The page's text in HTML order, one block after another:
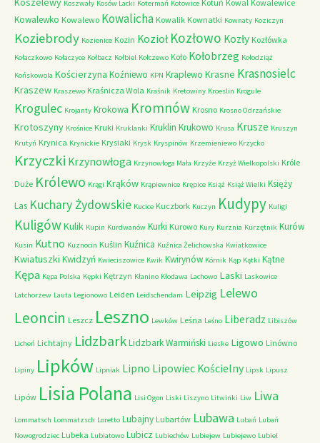
Koszwały Kosów Lacki Kotermań Kotowice Kotuń Kowal Kowalewice
Kowalewko Kowalewo Kowalicha Kowalik Kownatki Kownaty Koziczyn
Koziebrody Kozienice Kozin Kozioł Kozłowo Kozły Kozłówka
Kołaczkowo Kołaczyce Kołbacz Kołbiel Kołczewo Koło Kołobrzeg Kołodziąż
Końskowola Kościerzyna Koźniewo KPN Kraplewo Krasne Krasnosielc
Kraszew Kraszewo Kraśnicza Wola Kraśnik Kretowiny Kroeslin Krogule
Krogulec Krojanty Krokowa Kromnów Krosno Krosno Odrzańskie
Krotoszyny Krośnice Kruki Kruklanki Kruklin Krukowo Krusa Krusze Kruszyn
Krutyń Krynica Krynickie Krysiaki Krysk Kryspinów Krzemieniewo Krzycko
Krzyczki Krzynowłoga Krzynowłoga Mała Krzyże Krzyż Wielkopolski Króle
Duże Królewo Krągi Krąków Krąpiewnice Krępice Książ Książ Wielki Księży
Las Kuchary Żydowskie Kucice Kuczbork Kuczyn Kudypy Kuligi
KuligówKulik Kupin Kurdwanów Kurki Kurowo Kury Kurznia Kurzętnik Kurów
Kusin Kutno Kuznocin Kuślin Kuźnica Kuźnica Żelichowska Kwiatkowice
Kwiatuszki Kwidzyń Kwieciszowice Kwik Kwirynów Kórnik Kąp Kątki Kątne
Kępa Kępa Polska Kępki Kętrzyn Kłanino Kłodawa Lachowo Laski Laskowice
Latchorzew Lauta Legionowo Leiden Leidschendam Leipzig Lelewo
Leoncin Leszcz Leszno Lewków Leśna Leśno Liberadz Libiszów
Licheń Lichtajny LidzbarkLidzbark Warmiński Lieske Ligowo Linówno
Lipiny Lipków Lipniak Lipno Lipowiec Kościelny Lipsk Lipusz
Lipów Lisia Polana Lisi Ogon Liski Liszyno Litwinki Liw Liwa
Lommatsch Lommatzsch Loretto Lubajny Lubartów Lubawa Lubań Lubań
Nowogrodziec Lubeka Lubiatowo Lubicz Lubiechów Lubiejew Lubiejewo Lubiel